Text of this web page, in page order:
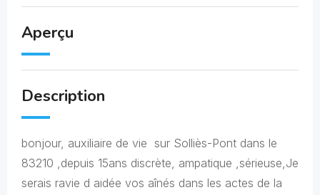
Aperçu
Description
bonjour, auxiliaire de vie sur Solliès-Pont dans le
83210 ,depuis 15ans discrète, ampatique ,sérieuse,Je
serais ravie d aidée vos aînés dans les actes de la